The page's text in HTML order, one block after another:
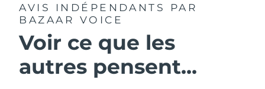
AVIS INDÉPENDANTS
PAR
BAZAAR VOICE
Voir ce que les
autres pensent...